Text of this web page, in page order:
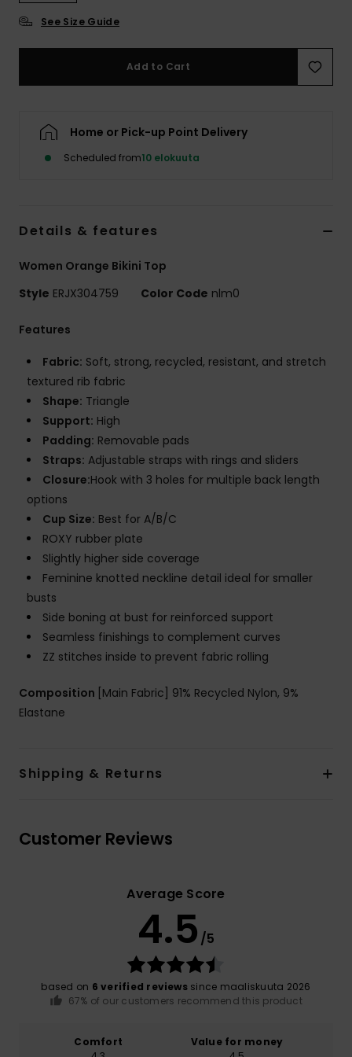
See Size Guide
Add to Cart
Home or Pick-up Point Delivery
Scheduled from10 elokuuta
Details & features
Women Orange Bikini Top
Style ERJX304759 Color Code nlm0
Features
Fabric: Soft, strong, recycled, resistant, and stretch
textured rib fabric
Shape: Triangle
Support: High
Padding: Removable pads
Straps: Adjustable straps with rings and sliders
Closure:Hook with 3 holes for multiple back length
options
Cup Size: Best for A/B/C
ROXY rubber plate
Slightly higher side coverage
Feminine knotted neckline detail ideal for smaller
busts
Side boning at bust for reinforced support
Seamless finishings to complement curves
ZZ stitches inside to prevent fabric rolling
Composition [Main Fabric] 91% Recycled Nylon, 9%
Elastane
Shipping & Returns
Customer Reviews
Average Score
4.5 /5
based on 6 verified reviewssince maaliskuuta 2026
67% of our customers recommend this product
Comfort
Value for money